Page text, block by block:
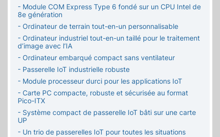
- Module COM Express Type 6 fondé sur un CPU Intel de
8e génération
- Ordinateur de terrain tout-en-un personnalisable
- Ordinateur industriel tout-en-un taillé pour le traitement
d’image avec l’IA
- Ordinateur embarqué compact sans ventilateur
- Passerelle IoT industrielle robuste
- Module processeur durci pour les applications IoT
- Carte PC compacte, robuste et sécurisée au format
Pico-ITX
- Système compact de passerelle IoT bâti sur une carte
UP
- Un trio de passerelles IoT pour toutes les situations